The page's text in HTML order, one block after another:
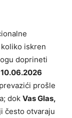
koliko iskren
doprineti
prošle
dok Vas Glas,
često otvaraju